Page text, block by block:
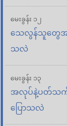
မေးခွန်း ၁၂
သေလွန်သူတွေအ
သလဲ
မေးခွန်း ၁၃
အလုပ်နဲ့ပတ်သက်ပ
ပြောသလဲ